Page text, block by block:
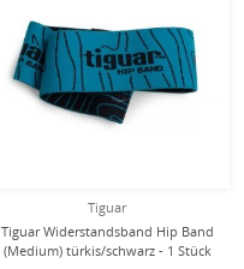
Tiguar
Tiguar Widerstandsband Hip Band
(Medium) türkis/schwarz - 1 Stück